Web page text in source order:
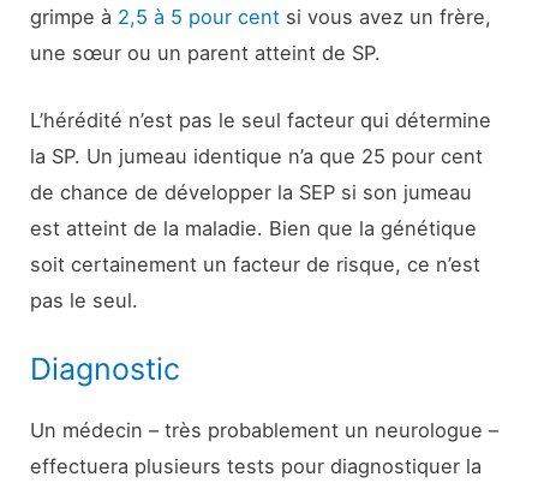
grimpe à 2,5 à 5 pour cent si vous avez un frère,
une sœur ou un parent atteint de SP.
L’hérédité n’est pas le seul facteur qui détermine
la SP. Un jumeau identique n’a que 25 pour cent
de chance de développer la SEP si son jumeau
est atteint de la maladie. Bien que la génétique
soit certainement un facteur de risque, ce n’est
pas le seul.
Diagnostic
Un médecin – très probablement un neurologue –
effectuera plusieurs tests pour diagnostiquer la